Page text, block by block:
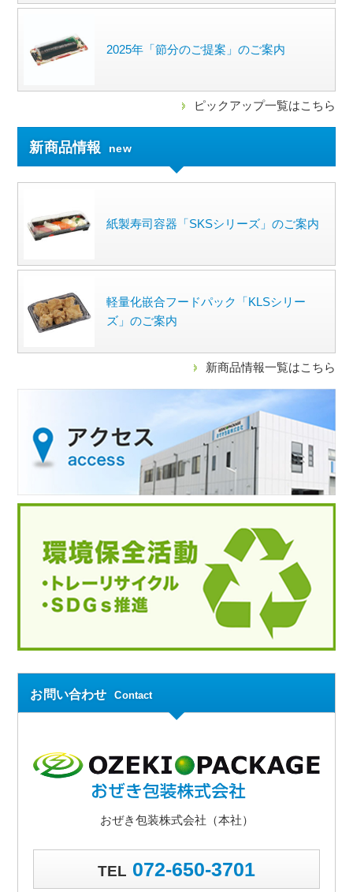
2025年「節分のご提案」のご案内
ピックアップ一覧はこちら
新商品情報 new
紙製寿司容器「SKSシリーズ」のご案内
軽量化嵌合フードパック「KLSシリー
ズ」のご案内
新商品情報一覧はこちら
お問い合わせ Contact
おぜき包装株式会社（本社）
TEL 072-650-3701